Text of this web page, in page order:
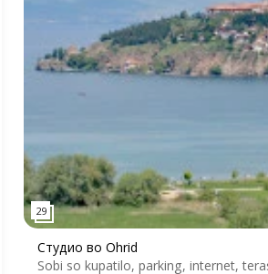
Студио во Ohrid
Sobi so kupatilo, parking, internet,